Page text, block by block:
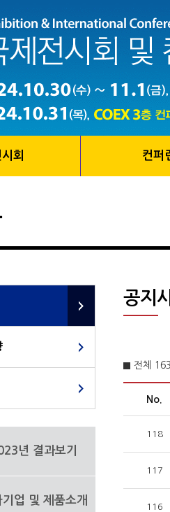
회 컨퍼
년 결과보기
기업 및 제품소개
공지
전체
No.
118
117
116